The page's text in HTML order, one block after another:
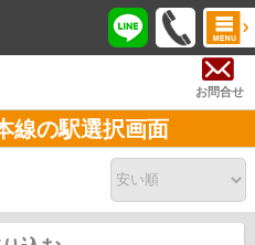
お問合せ
線の駅選択画面